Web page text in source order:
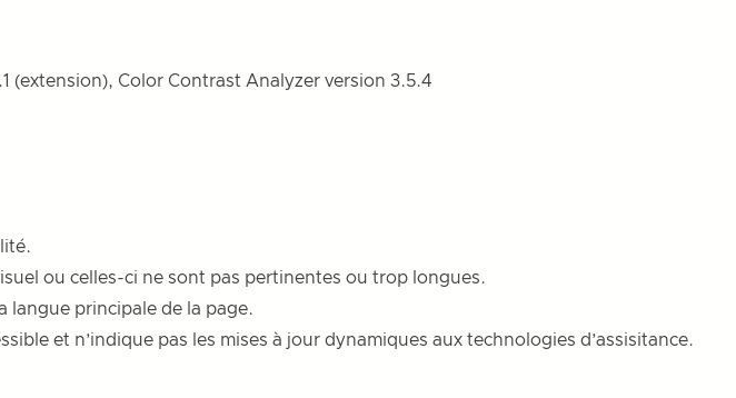
(extension), Color Contrast Analyzer version 3.5.4
ou celles-ci ne sont pas pertinentes ou trop longues.
langue principale de la page.
et n’indique pas les mises à jour dynamiques aux technologies d’assisitance.